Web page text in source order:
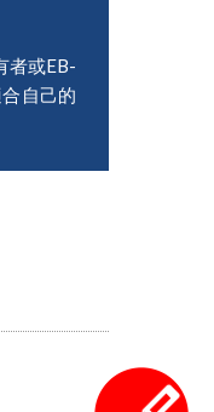
者或EB-
自己的